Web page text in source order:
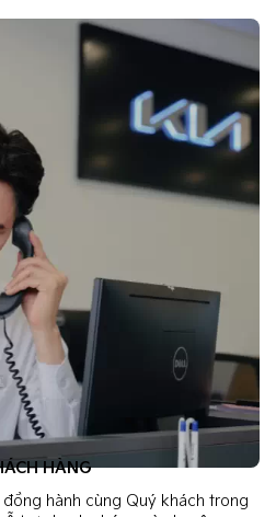
HÀNG
đồng hành cùng Quý khách trong